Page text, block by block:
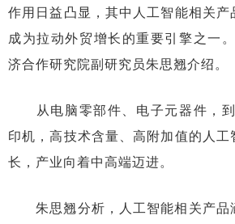
作用日益凸显，其中人工智能相关产
成为拉动外贸增长的重要引擎之一
济合作研究院副研究员朱思翘介绍。
从电脑零部件、电子元器件，到
印机，高技术含量、高附加值的人工
长，产业向着中高端迈进。
朱思翘分析，人工智能相关产品